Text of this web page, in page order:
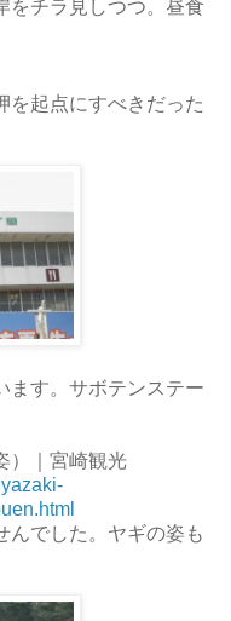
をチラ見しつつ。昼食
を起点にすべきだった
ます。サボテンステー
）｜宮崎観光
んでした。ヤギの姿も